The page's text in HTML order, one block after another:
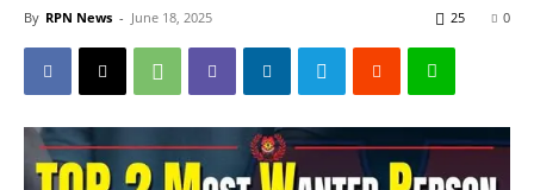
By RPN News - June 18, 2025 0
25